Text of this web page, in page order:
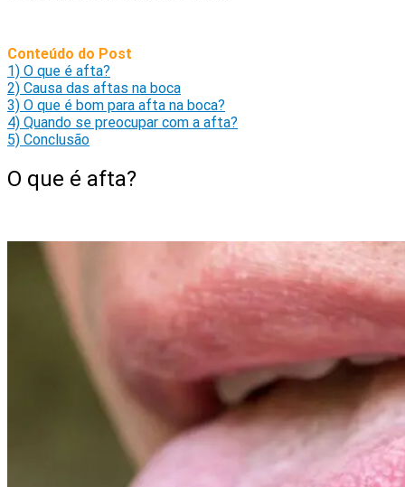
Conteúdo do Post
1) O que é afta?
2) Causa das aftas na boca
3) O que é bom para afta na boca?
4) Quando se preocupar com a afta?
5) Conclusão
O que é afta?